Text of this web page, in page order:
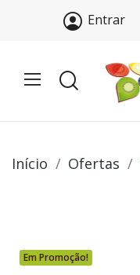
Entrar
Início Ofertas
Em Promoção!